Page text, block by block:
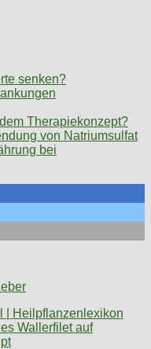
senken?
Therapiekonzept?
von Natriumsulfat
bei
| Heilpflanzenlexikon
Wallerfilet auf